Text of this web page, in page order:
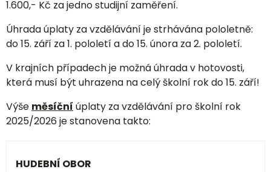
1.600,- Kč za jedno studijní zaměření.
Úhrada úplaty za vzdělávání je strhávána pololetně:
do 15. září za 1. pololetí a do 15. února za 2. pololetí.
V krajních případech je možná úhrada v hotovosti,
která musí být uhrazena na celý školní rok do 15. září!
Výše měsíční úplaty za vzdělávání pro školní rok
2025/2026 je stanovena takto:
HUDEBNÍ OBOR